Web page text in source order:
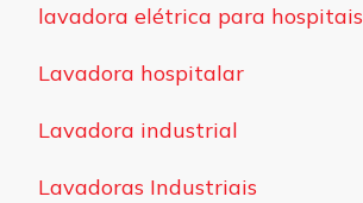
lavadora elétrica para hospitais
Lavadora hospitalar
Lavadora industrial
Lavadoras Industriais